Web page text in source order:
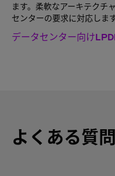
ます。柔軟なアーキテクチ
センターの要求に対応します
データセンター向け
よくある質問